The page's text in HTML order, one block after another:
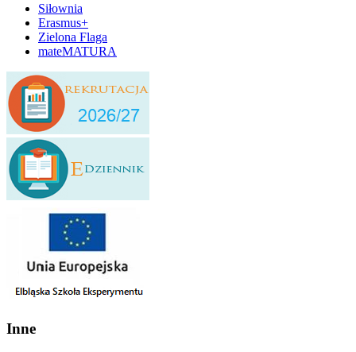
Siłownia
Erasmus+
Zielona Flaga
mateMATURA
Inne